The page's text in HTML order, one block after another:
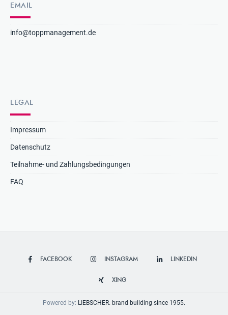
EMAIL
info@toppmanagement.de
LEGAL
Impressum
Datenschutz
Teilnahme- und Zahlungsbedingungen
FAQ
FACEBOOK INSTAGRAM LINKEDIN
XING
Powered by: LIEBSCHER. brand building since 1955.